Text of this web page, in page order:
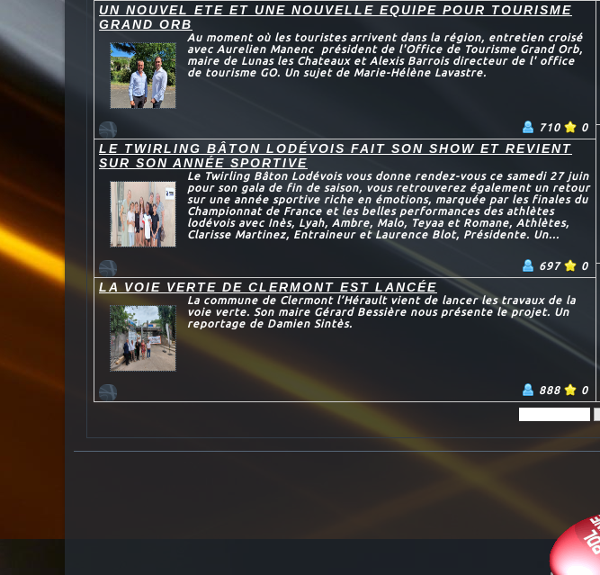
UN NOUVEL ETE ET UNE NOUVELLE EQUIPE POUR TOURISME
GRAND ORB
Au moment où les touristes arrivent dans la région, entretien croisé
avec Aurelien Manenc président de l'Office de Tourisme Grand Orb,
maire de Lunas les Chateaux et Alexis Barrois directeur de l' office
de tourisme GO. Un sujet de Marie-Hélène Lavastre.
710 0
LE TWIRLING BÂTON LODÉVOIS FAIT SON SHOW ET REVIENT
SUR SON ANNÉE SPORTIVE
Le Twirling Bâton Lodévois vous donne rendez-vous ce samedi 27 juin
pour son gala de fin de saison, vous retrouverez également un retour
sur une année sportive riche en émotions, marquée par les finales du
Championnat de France et les belles performances des athlètes
lodévois avec Inès, Lyah, Ambre, Malo, Teyaa et Romane, Athlètes,
Clarisse Martinez, Entraineur et Laurence Blot, Présidente. Un...
697 0
LA VOIE VERTE DE CLERMONT EST LANCÉE
La commune de Clermont l’Hérault vient de lancer les travaux de la
voie verte. Son maire Gérard Bessière nous présente le projet. Un
reportage de Damien Sintès.
888 0